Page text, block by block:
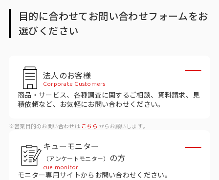
インテージの強み
会社情報トップ
会社概要・所在地
社長メッセージ
役員紹介
沿革
目的に合わせてお問い合わせフォームをお
選びください
法人のお客様
Corporate Customers
商品・サービス、各種調査に関するご相談、資料請求、見
積依頼など、お気軽にお問い合わせください。
※営業目的のお問い合わせは こちら からお願いします。
キューモニター
（アンケートモニター） の方
cue monitor
モニター専用サイトからお問い合わせください。